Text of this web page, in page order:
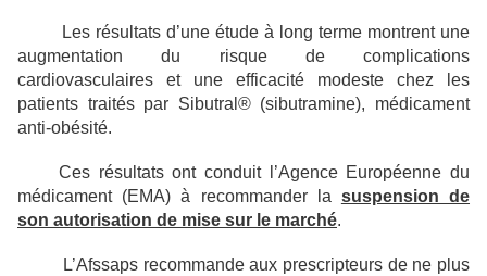
Les résultats d’une étude à long terme montrent une
augmentation du risque de complications
cardiovasculaires et une efficacité modeste chez les
patients traités par Sibutral® (sibutramine), médicament
anti-obésité.
Ces résultats ont conduit l’Agence Européenne du
médicament (EMA) à recommander la suspension de
son autorisation de mise sur le marché.
L’Afssaps recommande aux prescripteurs de ne plus